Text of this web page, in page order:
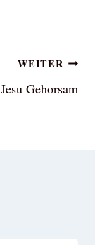
WEITER
Jesu Gehorsam